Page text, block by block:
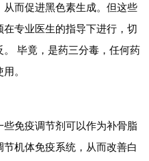
而促进黑色素生成。但这些
专业医生的指导下进行，切
毕竟，是药三分毒，任何药
。
免疫调节剂可以作为补骨脂
机体免疫系统，从而改善白